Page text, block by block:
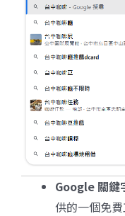
Google 關鍵
供的一個免